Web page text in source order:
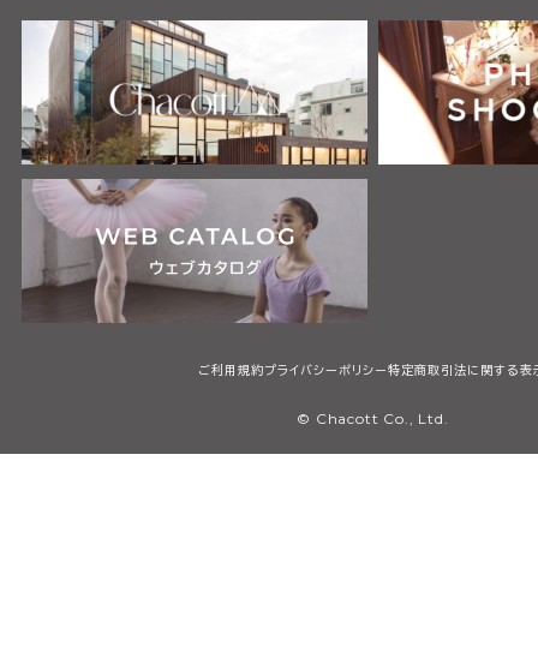
ご利用規約プライバシーポリシー特定商取引法に関する表
© Chacott Co., Ltd.